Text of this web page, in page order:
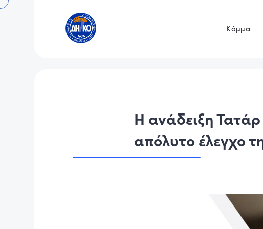
Κόμμα
Η ανάδειξη
απόλυτο έλεγχο